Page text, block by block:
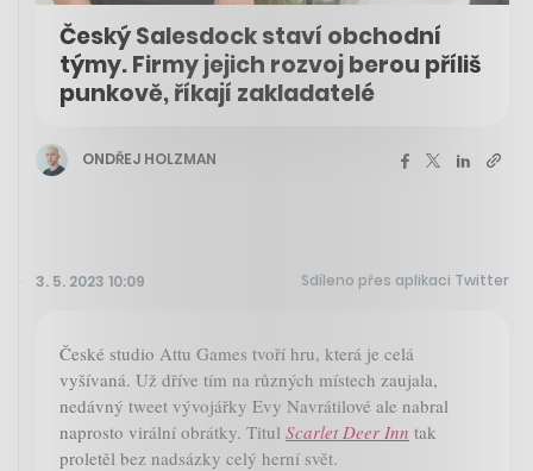
Český Salesdock staví obchodní
týmy. Firmy jejich rozvoj berou příliš
punkově, říkají zakladatelé
ONDŘEJ HOLZMAN
3. 5. 2023 10:09 Sdíleno přes aplikaci Twitter
České studio Attu Games tvoří hru, která je celá
vyšívaná. Už dříve tím na různých místech zaujala,
nedávný tweet vývojářky Evy Navrátilové ale nabral
naprosto virální obrátky. Titul Scarlet Deer Inn tak
proletěl bez nadsázky celý herní svět.